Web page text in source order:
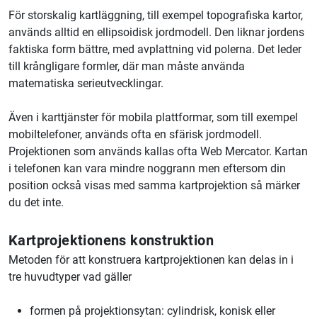
För storskalig kartläggning, till exempel topografiska kartor,
används alltid en ellipsoidisk jordmodell. Den liknar jordens
faktiska form bättre, med avplattning vid polerna. Det leder
till krångligare formler, där man måste använda
matematiska serieutvecklingar.
Även i karttjänster för mobila plattformar, som till exempel
mobiltelefoner, används ofta en sfärisk jordmodell.
Projektionen som används kallas ofta Web Mercator. Kartan
i telefonen kan vara mindre noggrann men eftersom din
position också visas med samma kartprojektion så märker
du det inte.
Kartprojektionens konstruktion
Metoden för att konstruera kartprojektionen kan delas in i
tre huvudtyper vad gäller
formen på projektionsytan: cylindrisk, konisk eller